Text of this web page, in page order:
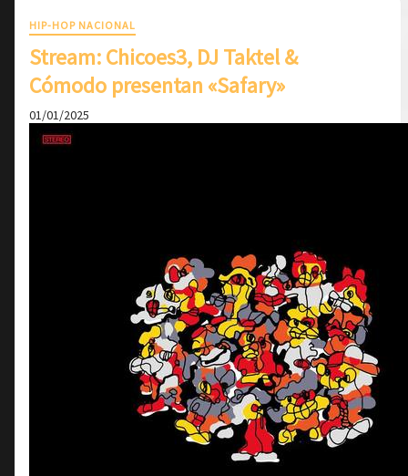
HIP-HOP NACIONAL
Stream: Chicoes3, DJ Taktel &
Cómodo presentan «Safary»
01/01/2025